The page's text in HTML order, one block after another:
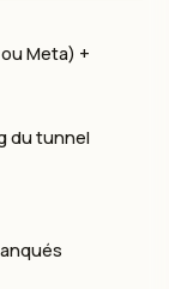
Meta) +
du tunnel